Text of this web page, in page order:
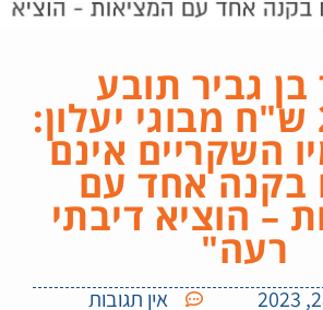
גביר תובע
200,000 ש"ח מבוגי יעלון:
השקריים אינם
בקנה אחד עם
– הוציא דיבתי
רעה"
אין תגובות